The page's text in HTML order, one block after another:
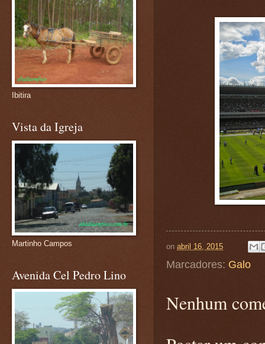
on abril 16, 2015
Marcadores: Galo
Nenhum
Ibitira
Vista da Igreja
Martinho Campos
Avenida Cel Pedro Lino